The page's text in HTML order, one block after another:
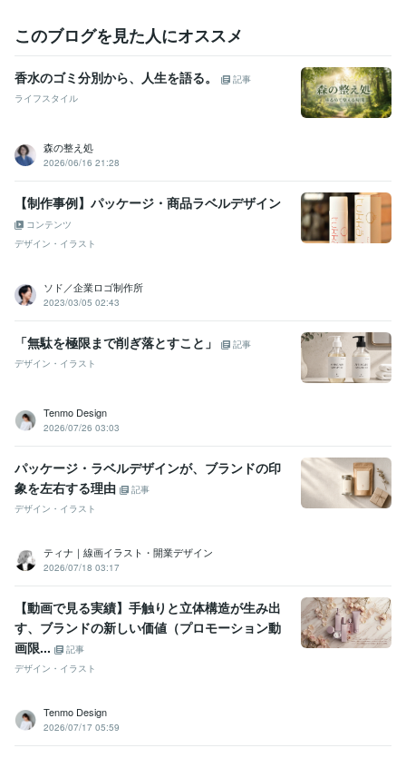
このブログを見た人にオススメ
香水のゴミ分別から、人生を語る。
記事
ライフスタイル
森の整え処
2026/06/16 21:28
【制作事例】パッケージ・商品ラベルデザイン
コンテンツ
デザイン・イラスト
ソド／企業ロゴ制作所
2023/03/05 02:43
「無駄を極限まで削ぎ落とすこと」
記事
デザイン・イラスト
Tenmo Design
2026/07/26 03:03
パッケージ・ラベルデザインが、ブランドの印
象を左右する理由
記事
デザイン・イラスト
ティナ｜線画イラスト・開業デザイン
2026/07/18 03:17
【動画で見る実績】手触りと立体構造が生み出
す、ブランドの新しい価値（プロモーション動
画限...
記事
デザイン・イラスト
Tenmo Design
2026/07/17 05:59